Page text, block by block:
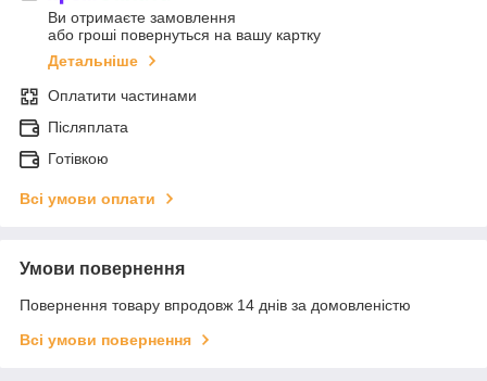
Ви отримаєте замовлення
або гроші повернуться на вашу картку
Детальніше
Оплатити частинами
Післяплата
Готівкою
Всі умови оплати
Умови повернення
Повернення товару впродовж 14 днів за домовленістю
Всі умови повернення